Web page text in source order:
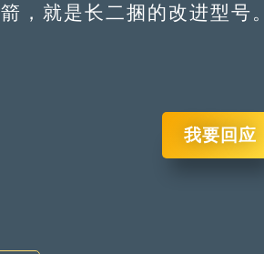
，就是长二捆的改进型号。
我要回应